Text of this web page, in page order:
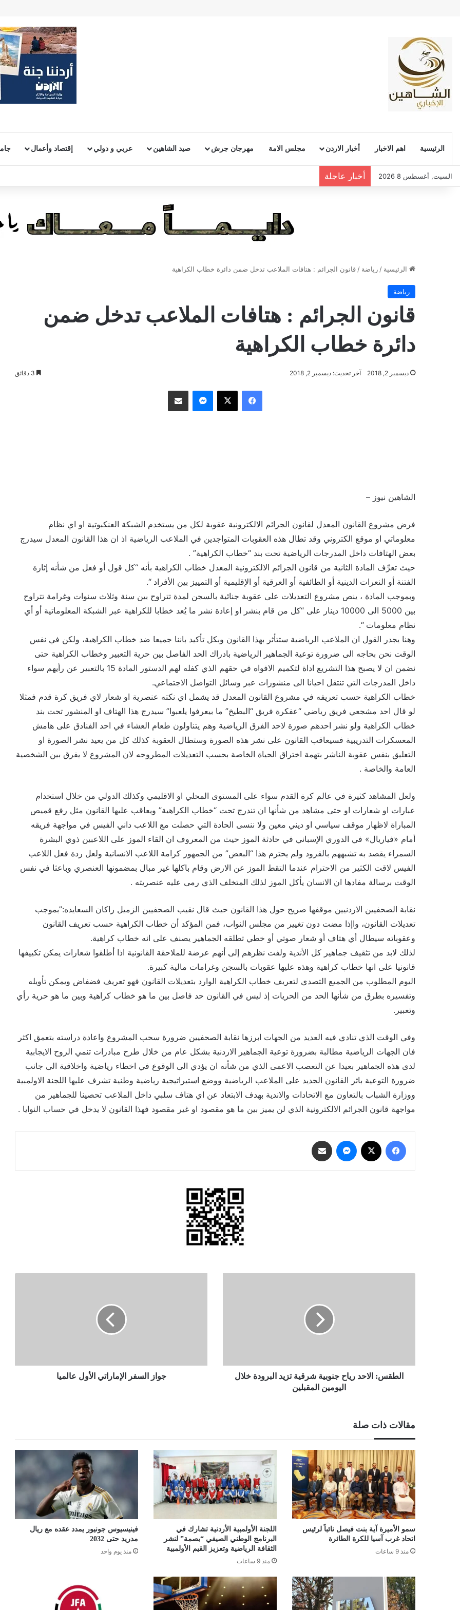
الرئيسية اهم الاخبار أخبار الاردن مجلس الامة مهرجان جرش صيد الشاهين عربي و دولي إقتصاد وأعمال
السبت, أغسطس 8 2026 أخبار عاجلة
الرئيسية / رياضة / قانون الجرائم : هتافات الملاعب تدخل ضمن دائرة خطاب الكراهية
رياضة
قانون الجرائم : هتافات الملاعب تدخل ضمن
دائرة خطاب الكراهية
ديسمبر 2, 2018 آخر تحديث: ديسمبر 2, 2018
فيسبوك ‫X ماسنجر مشاركة عبر البريد
الشاهين نيوز –
فرض مشروع القانون المعدل لقانون الجرائم الالكترونية عقوبة لكل من يستخدم الشبكة العنكبوتية او اي نظام
معلوماتي او موقع الكتروني وقد تطال هذه العقوبات المتواجدين في الملاعب الرياضية اذ ان هذا القانون المعدل سيدرج
بعض الهتافات داخل المدرجات الرياضية تحت بند “خطاب الكراهية” .
حيث تعرِّف المادة الثانية من قانون الجرائم الالكترونية المعدل خطاب الكراهية بأنه “كل قول أو فعل من شأنه إثارة
الفتنة أو النعرات الدينية أو الطائفية أو العرقية أو الإقليمية أو التمييز بين الأفراد “.
وبموجب المادة ، ينص مشروع التعديلات على عقوبة جنائية بالسجن لمدة تتراوح بين سنة وثلاث سنوات وغرامة تتراوح
بين 5000 الى 10000 دينار على “كل من قام بنشر او إعادة نشر ما يُعد خطابا للكراهية عبر الشبكة المعلوماتية أو أي
نظام معلومات “.
وهنا يجدر القول ان الملاعب الرياضية ستتأثر بهذا القانون وبكل تأكيد باننا جميعا ضد خطاب الكراهية، ولكن في نفس
الوقت نحن بحاجه الى ضرورة توعية الجماهير الرياضية بادراك الحد الفاصل بين حرية التعبير وخطاب الكراهية حتى
نضمن ان لا يصبح هذا التشريع اداة لتكميم الافواه في حقهم الذي كفله لهم الدستور المادة 15 بالتعبير عن رأيهم سواء
داخل المدرجات التي تنتقل احيانا الى منشورات عبر وسائل التواصل الاجتماعي.
خطاب الكراهية حسب تعريفه في مشروع القانون المعدل قد يشمل اي نكته عنصرية او شعار لاي فريق كرة قدم فمثلا
لو قال احد مشجعي فريق رياضي “عفكرة فريق “البطيخ” ما بيعرفوا يلعبوا” سيدرج هذا الهتاف او المنشور تحت بند
خطاب الكراهية ولو نشر احدهم صورة لاحد الفرق الرياضية وهم يتناولون طعام العشاء في احد الفنادق على هامش
المعسكرات التدريبية فسيعاقب القانون على نشر هذه الصورة وستطال العقوبة كذلك كل من يعيد نشر الصورة او
التعليق بنفس عقوبة الناشر بتهمة اختراق الحياة الخاصة بحسب التعديلات المطروحه لان المشروع لا يفرق بين الشخصية
العامة والخاصة .
ولعل المشاهد كثيرة في عالم كرة القدم سواء على المستوى المحلي او الاقليمي وكذلك الدولي من خلال استخدام
عبارات او شعارات او حتى مشاهد من شأنها ان تندرج تحت “خطاب الكراهية” ويعاقب عليها القانون مثل رفع قميص
المباراة لاظهار موقف سياسي او ديني معين ولا ننسى الحادة التي حصلت مع اللاعب داني الفيس في مواجهة فريقه
أمام «فياريال» في الدوري الإسباني في حادثة الموز حيث من المعروف ان القاء الموز على اللاعبين ذوي البشرة
السمراء يقصد به تشبههم بالقرود ولم يحترم هذا “البعض” من الجمهور كرامة اللاعب الانسانية ولعل ردة فعل اللاعب
الفيس لاقت الكثير من الاحترام عندما التقط الموز عن الارض وقام باكلها غير مبال بمضمونها العنصري وباعثا في نفس
الوقت برسالة مفادها ان الانسان يأكل الموز لذلك المتخلف الذي رمى عليه عنصريته .
نقابة الصحفيين الاردنيين موقفها صريح حول هذا القانون حيث قال نقيب الصحفيين الزميل راكان السعايده:”بموجب
تعديلات القانون، واإذا مضت دون تغيير من مجلس النواب، فمن المؤكد أن خطاب الكراهية حسب تعريف القانون
وعقوباته سيطال أي هتاف أو شعار صوتي أو خطي تطلقه الجماهير يصنف على انه خطاب كراهية.
لذلك لابد من تثقيف جماهير كل الأندية ولفت نظرهم إلى أنهم عرضة للملاحقة القانونية اذا أطلقوا شعارات يمكن تكييفها
قانونيا على انها خطاب كراهية وهذه عليها عقوبات بالسجن وغرامات مالية كبيرة.
اليوم المطلوب من الجميع التصدي لتعريف خطاب الكراهية الوارد بتعديلات القانون فهو تعريف فضفاض ويمكن تأويله
وتفسيره بطرق من شأنها الحد من الحريات إذ ليس في القانون حد فاصل بين ما هو خطاب كراهية وبين ما هو حرية رأي
وتعبير.
وفي الوقت الذي تنادي فيه العديد من الجهات ابرزها نقابة الصحفيين ضرورة سحب المشروع واعادة دراسته بتعمق اكثر
فان الجهات الرياضية مطالبة بضرورة توعية الجماهير الاردنية بشكل عام من خلال طرح مبادرات تنمي الروح الايجابية
لدى هذه الجماهير بعيدا عن التعصب الاعمى الذي من شأنه ان يؤدي الى الوقوع في اخطاء رياضية واخلاقية الى جانب
ضرورة التوعية باثر القانون الجديد على الملاعب الرياضية ووضع استيراتيجية رياضية وطنية تشرف عليها اللجنة الاولمبية
ووزارة الشباب بالتعاون مع الاتحادات والاندية بهدف الابتعاد عن اي هتاف سلبي داخل الملاعب تحصينا للجماهير من
مواجهة قانون الجرائم الالكترونية الذي لن يميز بين ما هو مقصود او غير مقصود فهذا القانون لا يدخل في حساب النوايا .
فيسبوك ماسنجر
اليومين
المقبلينالطقس: الاحد رياح جنوبية شرقية تزيد البرودة خلال
اليومين المقبلين
جواز السفر الإماراتي الأول عالميا
مقالات ذات صلة
سمو الأميرة آية بنت فيصل نائباً لرئيس
اتحاد غرب آسيا للكرة الطائرة
منذ 9 ساعات
اللجنة الأولمبية الأردنية تشارك في
البرنامج الوطني الصيفي “بصمة” لنشر
الثقافة الرياضية وتعزيز القيم الأولمبية
منذ 9 ساعات
فينيسيوس جونيور يمدد عقده مع ريال
مدريد حتى 2032
منذ يوم واحد